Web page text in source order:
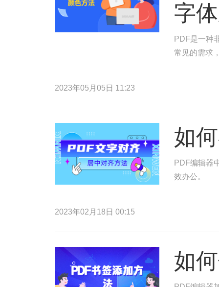
字
PDF是一种
常见的需求
2023年05月05日 11:23
如
PDF编辑器
效办公。
2023年02月18日 00:15
如